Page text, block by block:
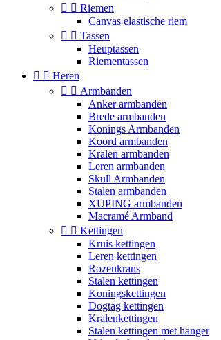
  Riemen
Canvas elastische riem
  Tassen
Heuptassen
Riementassen
  Heren
  Armbanden
Anker armbanden
Brede armbanden
Konings Armbanden
Koord armbanden
Kralen armbanden
Leren armbanden
Skull Armbanden
Stalen armbanden
XUPING armbanden
Macramé Armband
  Kettingen
Kruis kettingen
Leren kettingen
Rozenkrans
Stalen kettingen
Koningskettingen
Dogtag kettingen
Kralenkettingen
Stalen kettingen met hanger